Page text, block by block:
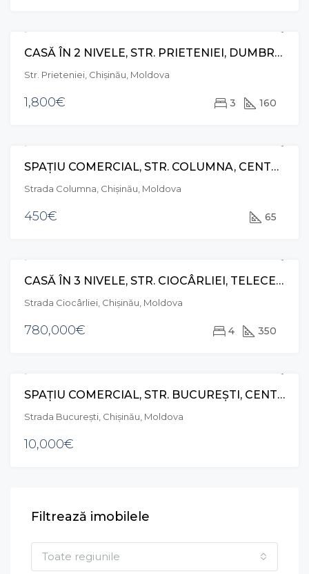
CHIRIE
CASĂ ÎN 2 NIVELE, STR. PRIETENIEI, DUMBRAVA
Str. Prieteniei, Chișinău, Moldova
1,800€ 3 160
CHIRIE
SPAȚIU COMERCIAL, STR. COLUMNA, CENTRU
Strada Columna, Chișinău, Moldova
450€ 65
VÂNZARECASĂ ÎN 3 NIVELE, STR. CIOCÂRLIEI, TELECENTRU
Strada Ciocârliei, Chișinău, Moldova
780,000€ 4 350
CHIRIESPAȚIU COMERCIAL, STR. BUCUREȘTI, CENTRU
Strada București, Chișinău, Moldova
10,000€
Filtrează imobilele
Toate regiunile